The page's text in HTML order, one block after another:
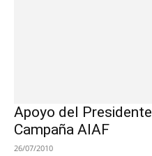
Apoyo del
Campaña AIAF
26/07/2010